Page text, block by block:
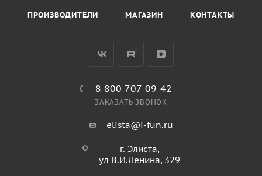
ПРОИЗВОДИТЕЛИ МАГАЗИН КОНТАКТЫ
8 800 707-09-42
ЗАКАЗАТЬ ЗВОНОК
elista@i-fun.ru
г. Элиста,
ул В.И.Ленина, 329